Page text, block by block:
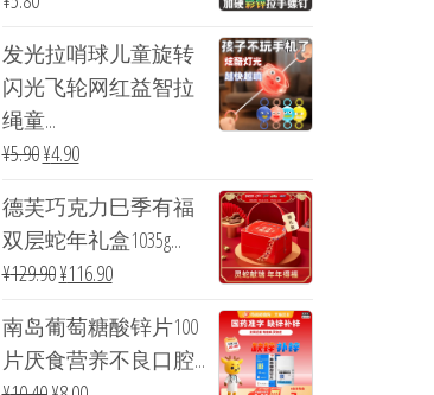
发光拉哨球儿童旋转
闪光飞轮网红益智拉
绳童...
¥5.90¥4.90
德芙巧克力巳季有福
双层蛇年礼盒1035g...
¥129.90¥116.90
南岛葡萄糖酸锌片100
片厌食营养不良口腔...